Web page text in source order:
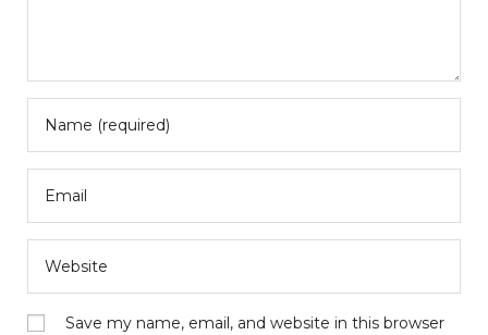
Save my name, email, and website in this browser